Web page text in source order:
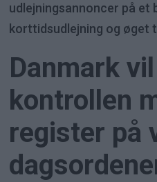
udlejningsannoncer på et
korttidsudlejning og øget
Danmark
kontrollen
register på